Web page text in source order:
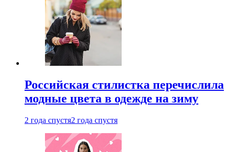
Российская стилистка перечислила
модные цвета в одежде на зиму
2 года спустя2 года спустя